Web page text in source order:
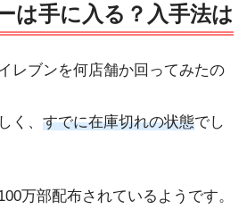
は手に入る？入手法は
レブンを何店舗か回ってみたの
く、 すでに在庫切れの状態でし
万部配布されているようです。